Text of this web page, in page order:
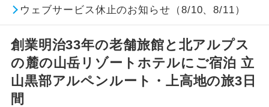
ウェブサービス休止のお知らせ（8/10、8/11）
創業明治33年の老舗旅館と北アルプス
の麓の山岳リゾートホテルにご宿泊 立
山黒部アルペンルート・上高地の旅3日
間
添乗員同行
往路出発空港（駅）から復路到着空港
（駅）まで同行します。
現地添乗員同
行
現地到着空港（駅）から最終日出発空港
（駅）まで添乗員が同行します。
バスガイド乗
務
バスガイドが乗務し、車内での観光案内